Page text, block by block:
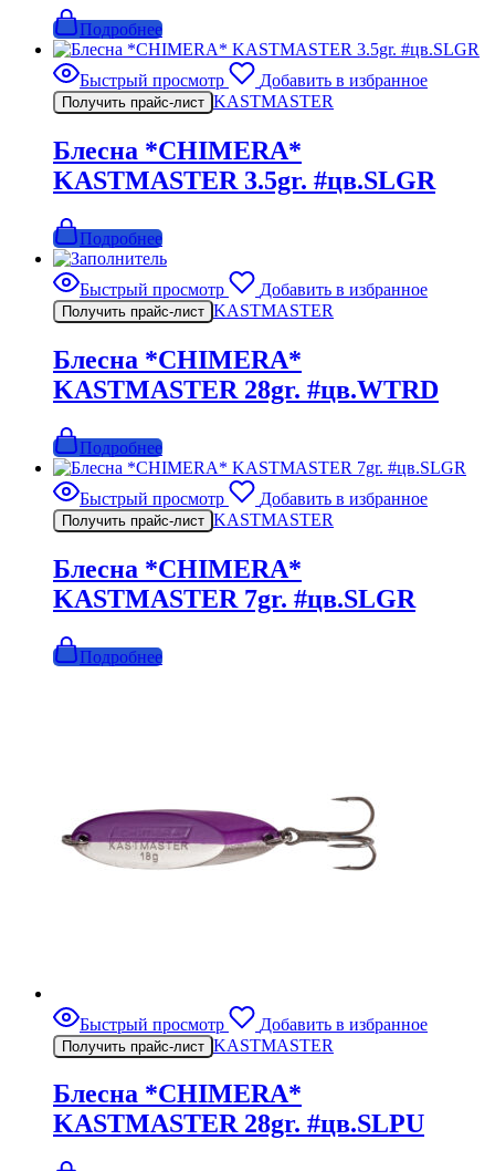
Подробнее
Быстрый просмотр Добавить в избранное
Получить прайс-лист KASTMASTER
Блесна *CHIMERA*
KASTMASTER 3.5gr. #цв.SLGR
Подробнее
Быстрый просмотр Добавить в избранное
Получить прайс-лист KASTMASTER
Блесна *CHIMERA*
KASTMASTER 28gr. #цв.WTRD
Подробнее
Быстрый просмотр Добавить в избранное
Получить прайс-лист KASTMASTER
Блесна *CHIMERA*
KASTMASTER 7gr. #цв.SLGR
Подробнее
Быстрый просмотр Добавить в избранное
Получить прайс-лист KASTMASTER
Блесна *CHIMERA*
KASTMASTER 28gr. #цв.SLPU